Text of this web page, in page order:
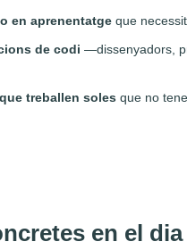
en aprenentatge que
de codi —dissenyadors,
treballen soles que no
en el dia